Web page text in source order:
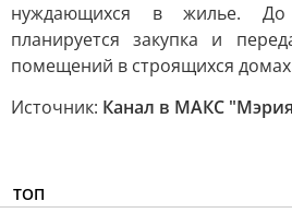
нуждающихся в жилье.
планируется закупка и
помещений в строящихся
Источник: Канал в МАКС
ТОП